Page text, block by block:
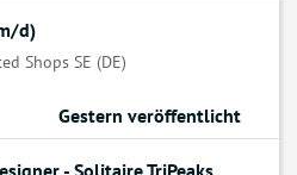
d)
Shops SE (DE)
Gestern veröffentlicht